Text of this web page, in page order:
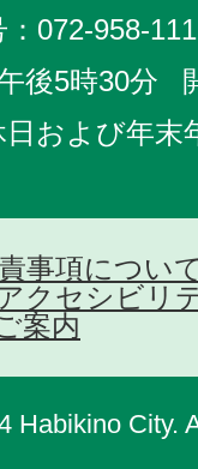
072-958-
後5時30分
日および年
事項につい
クセシビリ
案内
Habikino City.